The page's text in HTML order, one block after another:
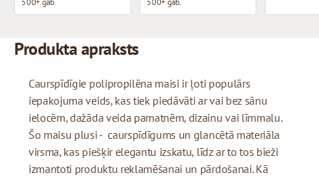
Produkta apraksts
Caurspīdīgie polipropilēna maisi ir ļoti populārs
iepakojuma veids, kas tiek piedāvāti ar vai bez sānu
ielocēm, dažāda veida pamatnēm, dizainu vai līmmalu.
Šo maisu plusi - caurspīdīgums un glancētā materiāla
virsma, kas piešķir elegantu izskatu, līdz ar to tos bieži
izmantoti produktu reklamēšanai un pārdošanai. Kā